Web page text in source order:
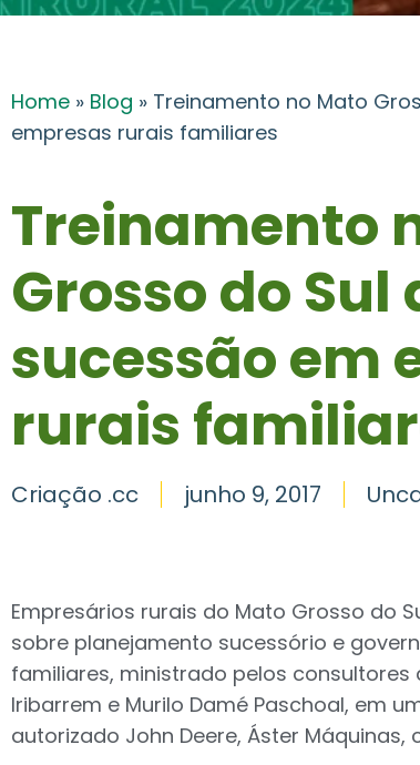
Home » Blog » Treinamento no Mato
empresas rurais familiares
Treinamento
Grosso do
sucessão em
rurais
Criação .cc junho 9, 2017
Empresários rurais do Mato Grosso do
sobre planejamento sucessório e
familiares, ministrado pelos consultores
Iribarrem e Murilo Damé Paschoal, em
autorizado John Deere, Áster